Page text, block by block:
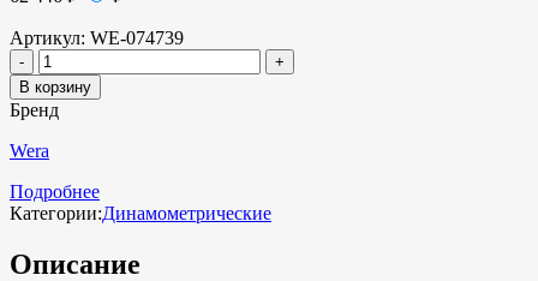
Артикул: WE-074739
В корзину
Бренд
Wera
Подробнее
Категории:Динамометрические
Описание